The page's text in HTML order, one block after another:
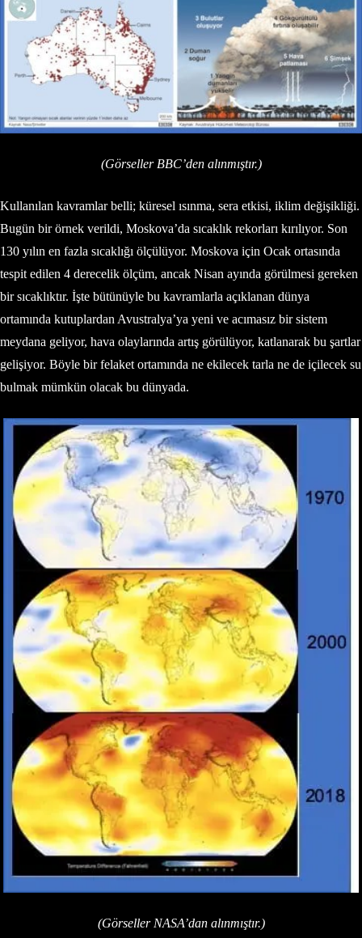
(Görseller BBC’den alınmıştır.)
Kullanılan kavramlar belli; küresel ısınma, sera etkisi, iklim değişikliği.
Bugün bir örnek verildi, Moskova’da sıcaklık rekorları kırılıyor. Son
130 yılın en fazla sıcaklığı ölçülüyor. Moskova için Ocak ortasında
tespit edilen 4 derecelik ölçüm, ancak Nisan ayında görülmesi gereken
bir sıcaklıktır. İşte bütünüyle bu kavramlarla açıklanan dünya
ortamında kutuplardan Avustralya’ya yeni ve acımasız bir sistem
meydana geliyor, hava olaylarında artış görülüyor, katlanarak bu şartlar
gelişiyor. Böyle bir felaket ortamında ne ekilecek tarla ne de içilecek su
bulmak mümkün olacak bu dünyada.
(Görseller NASA’dan alınmıştır.)